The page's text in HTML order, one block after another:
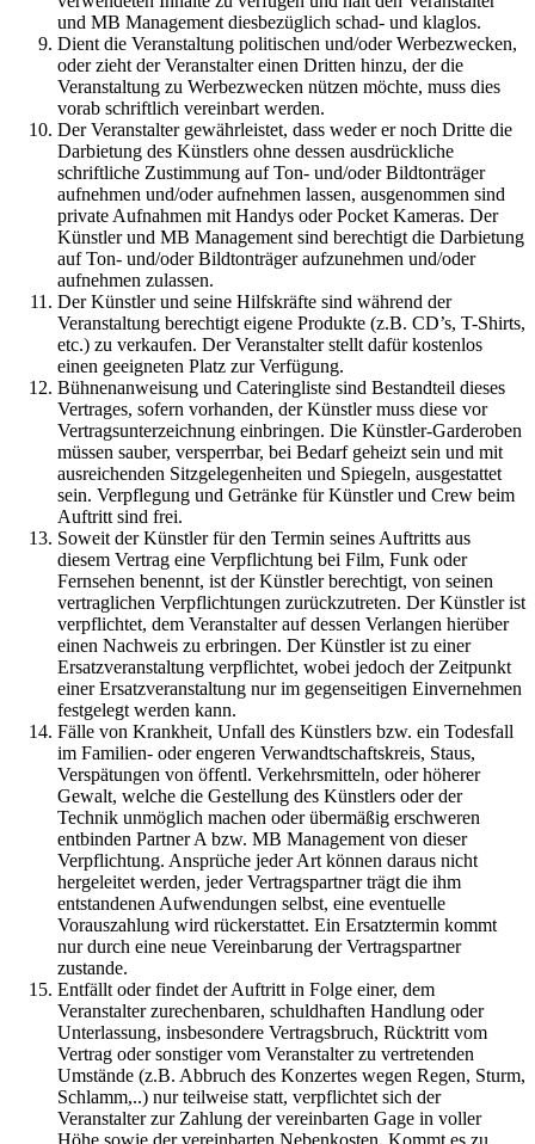
und MB Management diesbezüglich schad- und klaglos.
Dient die Veranstaltung politischen und/oder Werbezwecken,
oder zieht der Veranstalter einen Dritten hinzu, der die
Veranstaltung zu Werbezwecken nützen möchte, muss dies
vorab schriftlich vereinbart werden.
Der Veranstalter gewährleistet, dass weder er noch Dritte die
Darbietung des Künstlers ohne dessen ausdrückliche
schriftliche Zustimmung auf Ton- und/oder Bildtonträger
aufnehmen und/oder aufnehmen lassen, ausgenommen sind
private Aufnahmen mit Handys oder Pocket Kameras. Der
Künstler und MB Management sind berechtigt die Darbietung
auf Ton- und/oder Bildtonträger aufzunehmen und/oder
aufnehmen zulassen.
Der Künstler und seine Hilfskräfte sind während der
Veranstaltung berechtigt eigene Produkte (z.B. CD’s, T-Shirts,
etc.) zu verkaufen. Der Veranstalter stellt dafür kostenlos
einen geeigneten Platz zur Verfügung.
Bühnenanweisung und Cateringliste sind Bestandteil dieses
Vertrages, sofern vorhanden, der Künstler muss diese vor
Vertragsunterzeichnung einbringen. Die Künstler-Garderoben
müssen sauber, versperrbar, bei Bedarf geheizt sein und mit
ausreichenden Sitzgelegenheiten und Spiegeln, ausgestattet
sein. Verpflegung und Getränke für Künstler und Crew beim
Auftritt sind frei.
Soweit der Künstler für den Termin seines Auftritts aus
diesem Vertrag eine Verpflichtung bei Film, Funk oder
Fernsehen benennt, ist der Künstler berechtigt, von seinen
vertraglichen Verpflichtungen zurückzutreten. Der Künstler ist
verpflichtet, dem Veranstalter auf dessen Verlangen hierüber
einen Nachweis zu erbringen. Der Künstler ist zu einer
Ersatzveranstaltung verpflichtet, wobei jedoch der Zeitpunkt
einer Ersatzveranstaltung nur im gegenseitigen Einvernehmen
festgelegt werden kann.
Fälle von Krankheit, Unfall des Künstlers bzw. ein Todesfall
im Familien- oder engeren Verwandtschaftskreis, Staus,
Verspätungen von öffentl. Verkehrsmitteln, oder höherer
Gewalt, welche die Gestellung des Künstlers oder der
Technik unmöglich machen oder übermäßig erschweren
entbinden Partner A bzw. MB Management von dieser
Verpflichtung. Ansprüche jeder Art können daraus nicht
hergeleitet werden, jeder Vertragspartner trägt die ihm
entstandenen Aufwendungen selbst, eine eventuelle
Vorauszahlung wird rückerstattet. Ein Ersatztermin kommt
nur durch eine neue Vereinbarung der Vertragspartner
zustande.
Entfällt oder findet der Auftritt in Folge einer, dem
Veranstalter zurechenbaren, schuldhaften Handlung oder
Unterlassung, insbesondere Vertragsbruch, Rücktritt vom
Vertrag oder sonstiger vom Veranstalter zu vertretenden
Umstände (z.B. Abbruch des Konzertes wegen Regen, Sturm,
Schlamm,..) nur teilweise statt, verpflichtet sich der
Veranstalter zur Zahlung der vereinbarten Gage in voller
Höhe sowie der vereinbarten Nebenkosten. Kommt es zu